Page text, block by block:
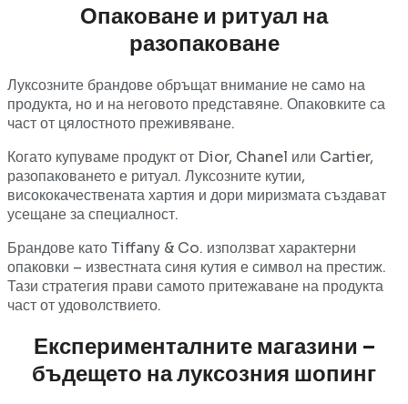
Опаковане и ритуал на
разопаковане
Луксозните брандове обръщат внимание не само на
продукта, но и на неговото представяне. Опаковките са
част от цялостното преживяване.
Когато купуваме продукт от Dior, Chanel или Cartier,
разопаковането е ритуал. Луксозните кутии,
висококачествената хартия и дори миризмата създават
усещане за специалност.
Брандове като Tiffany & Co. използват характерни
опаковки – известната синя кутия е символ на престиж.
Тази стратегия прави самото притежаване на продукта
част от удоволствието.
Експерименталните магазини –
бъдещето на луксозния шопинг